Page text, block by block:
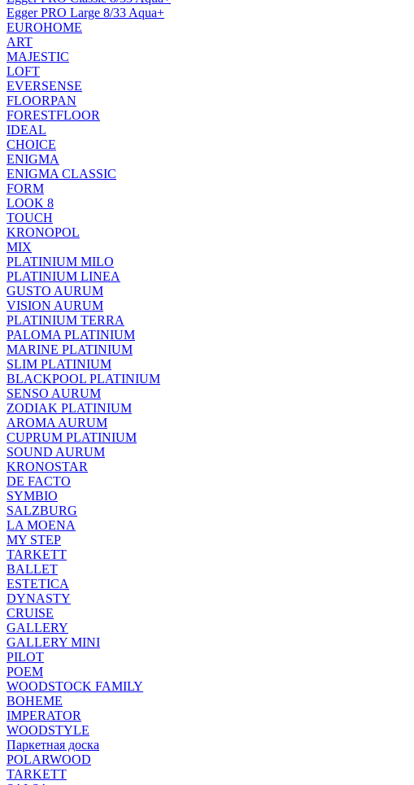
Egger PRO Large 8/33 Aqua+
EUROHOME
ART
MAJESTIC
LOFT
EVERSENSE
FLOORPAN
FORESTFLOOR
IDEAL
CHOICE
ENIGMA
ENIGMA CLASSIC
FORM
LOOK 8
TOUCH
KRONOPOL
MIX
PLATINIUM MILO
PLATINIUM LINEA
GUSTO AURUM
VISION AURUM
PLATINIUM TERRA
PALOMA PLATINIUM
MARINE PLATINIUM
SLIM PLATINIUM
BLACKPOOL PLATINIUM
SENSO AURUM
ZODIAK PLATINIUM
AROMA AURUM
CUPRUM PLATINIUM
SOUND AURUM
KRONOSTAR
DE FACTO
SYMBIO
SALZBURG
LA MOENA
MY STEP
TARKETT
BALLET
ESTETICA
DYNASTY
CRUISE
GALLERY
GALLERY MINI
PILOT
POEM
WOODSTOCK FAMILY
BOHEME
IMPERATOR
WOODSTYLE
Паркетная доска
POLARWOOD
TARKETT